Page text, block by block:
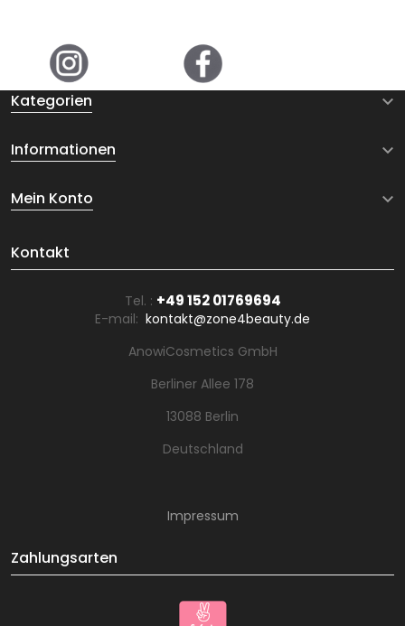
Kategorien 
Informationen 
Mein Konto 
Kontakt
Tel. : +49 152 01769694
E-mail: kontakt@zone4beauty.de
AnowiCosmetics GmbH
Berliner Allee 178
13088 Berlin
Deutschland
Impressum
Zahlungsarten